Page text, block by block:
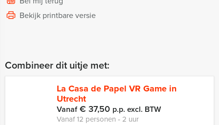
Bekijk printbare versie
Combineer dit uitje met:
La Casa de Papel VR Game in
Utrecht
Vanaf€ 37,50 p.p. excl. BTW
Vanaf 12 personen ‐ 2 uur